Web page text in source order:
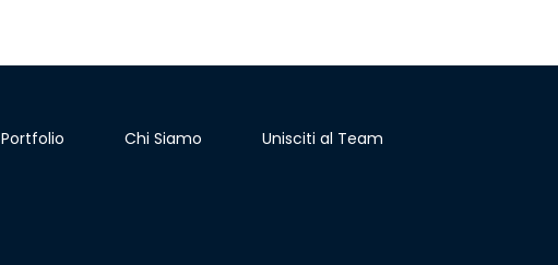
Portfolio Chi Siamo Unisciti al Team